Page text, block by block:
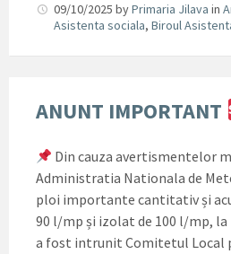
09/10/2025 byPrimaria Jilava in
Asistenta sociala, Biroul
ANUNT IMPORTANT
Din cauza avertismentelor
Administratia Nationala de
ploi importante cantitativ și
90 l/mp și izolat de 100 l/mp,
a fost intrunit Comitetul Local